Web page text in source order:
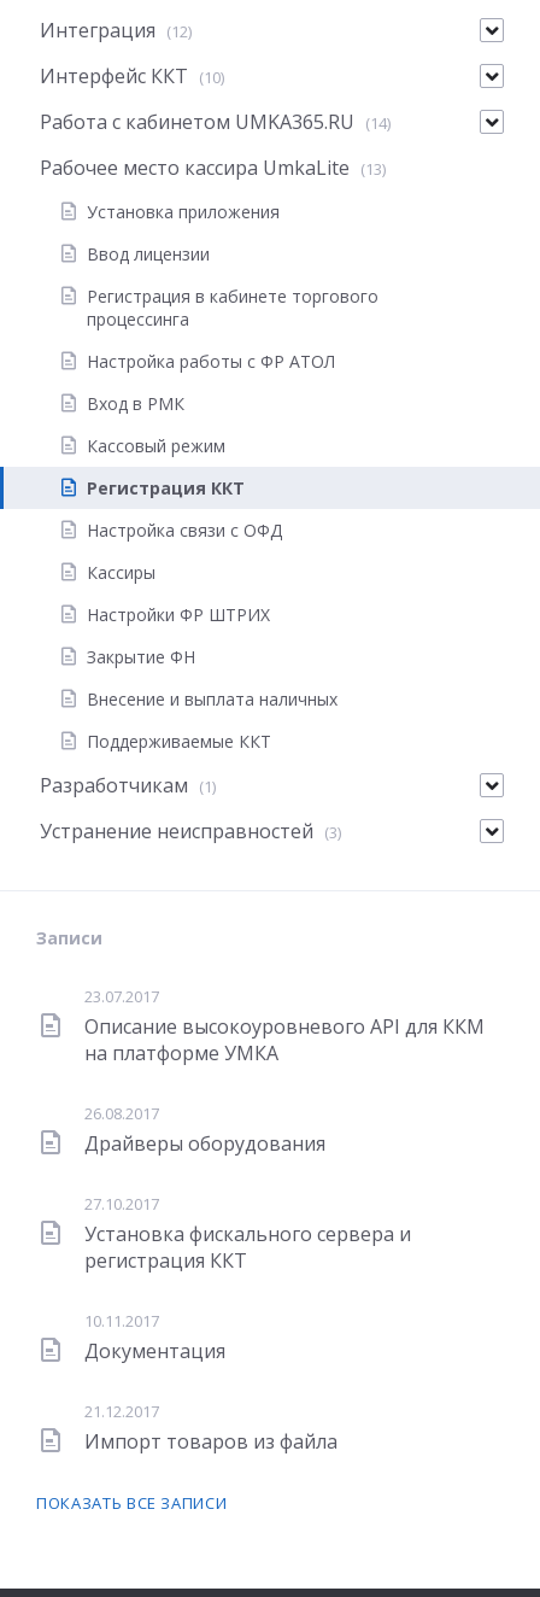
Интеграция (12)
Интерфейс ККТ (10)
Работа с кабинетом UMKA365.RU (14)
Рабочее место кассира UmkaLite (13)
Установка приложения
Ввод лицензии
Регистрация в кабинете торгового
процессинга
Настройка работы с ФР АТОЛ
Вход в РМК
Кассовый режим
Регистрация ККТ
Настройка связи с ОФД
Кассиры
Настройки ФР ШТРИХ
Закрытие ФН
Внесение и выплата наличных
Поддерживаемые ККТ
Разработчикам (1)
Устранение неисправностей (3)
Записи
23.07.2017
Описание высокоуровневого API для ККМ
на платформе УМКА
26.08.2017
Драйверы оборудования
27.10.2017
Установка фискального сервера и
регистрация ККТ
10.11.2017
Документация
21.12.2017
Импорт товаров из файла
ПОКАЗАТЬ ВСЕ ЗАПИСИ